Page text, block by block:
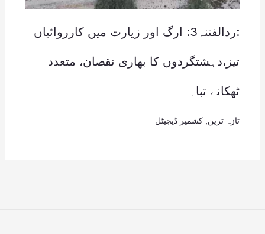
:ردالفتنہ3: ارگ اور زیارت میں کارروائیاں
تیز،دہشتگردوں کا بھاری نقصان، متعدد
ٹھکانے تباہ
تازہ ترین کشمیر ڈیجیٹل